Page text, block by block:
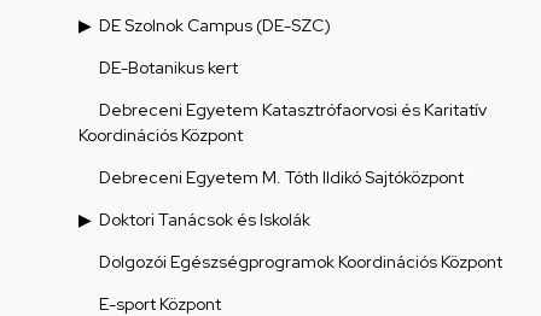
DE Szolnok Campus (DE-SZC)
DE-Botanikus kert
Debreceni Egyetem Katasztrófaorvosi és Karitatív
Koordinációs Központ
Debreceni Egyetem M. Tóth Ildikó Sajtóközpont
Doktori Tanácsok és Iskolák
Dolgozói Egészségprogramok Koordinációs Központ
E-sport Központ